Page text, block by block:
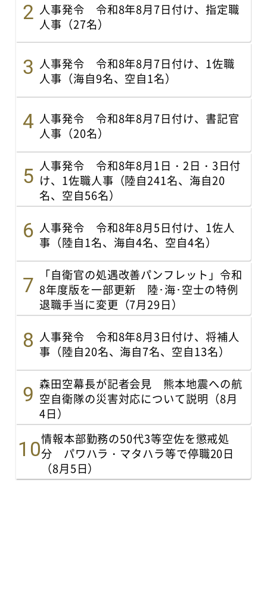
人事発令 令和8年8月7日付け、指定職
人事（27名）
人事発令 令和8年8月7日付け、1佐職
人事（海自9名、空自1名）
人事発令 令和8年8月7日付け、書記官
人事（20名）
人事発令 令和8年8月1日・2日・3日付
け、1佐職人事（陸自241名、海自20
名、空自56名）
人事発令 令和8年8月5日付け、1佐人
事（陸自1名、海自4名、空自4名）
「自衛官の処遇改善パンフレット」令和
8年度版を一部更新 陸･海･空士の特例
退職手当に変更（7月29日）
人事発令 令和8年8月3日付け、将補人
事（陸自20名、海自7名、空自13名）
森田空幕長が記者会見 熊本地震への航
空自衛隊の災害対応について説明（8月
4日）
情報本部勤務の50代3等空佐を懲戒処
分 パワハラ・マタハラ等で停職20日
（8月5日）